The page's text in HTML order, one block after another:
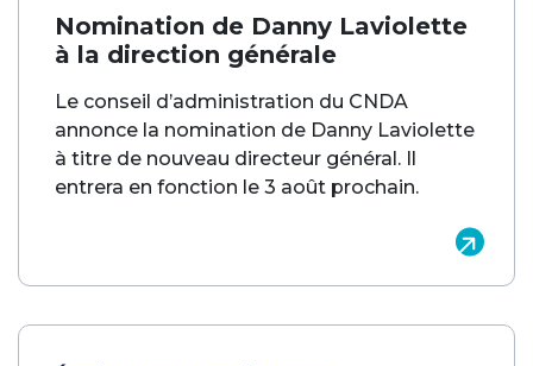
Nomination de Danny Laviolette
à la direction générale
Le conseil d’administration du CNDA
annonce la nomination de Danny Laviolette
à titre de nouveau directeur général. Il
entrera en fonction le 3 août prochain.